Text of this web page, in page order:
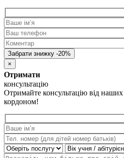
×
Отримати
консультацію
Отримайте консультацію від наших
кордоном!